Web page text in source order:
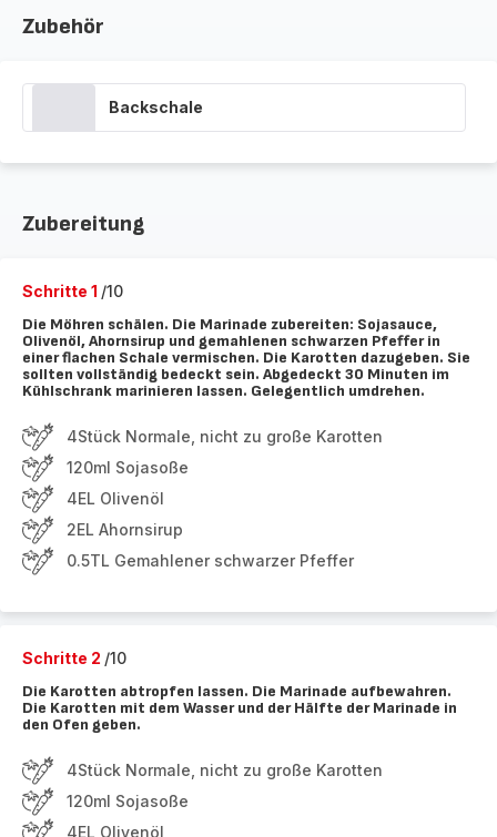
Zubehör
Backschale
Zubereitung
Schritte 1 /10
Die Möhren schälen. Die Marinade zubereiten: Sojasauce,
Olivenöl, Ahornsirup und gemahlenen schwarzen Pfeffer in
einer flachen Schale vermischen. Die Karotten dazugeben. Sie
sollten vollständig bedeckt sein. Abgedeckt 30 Minuten im
Kühlschrank marinieren lassen. Gelegentlich umdrehen.
4Stück Normale, nicht zu große Karotten
120ml Sojasoße
4EL Olivenöl
2EL Ahornsirup
0.5TL Gemahlener schwarzer Pfeffer
Schritte 2 /10
Die Karotten abtropfen lassen. Die Marinade aufbewahren.
Die Karotten mit dem Wasser und der Hälfte der Marinade in
den Ofen geben.
4Stück Normale, nicht zu große Karotten
120ml Sojasoße
4EL Olivenöl